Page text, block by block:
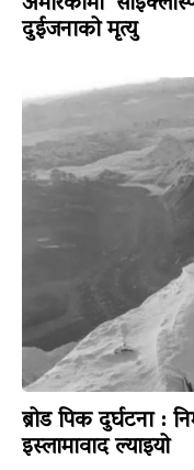
दुईजनाको मृत्यु
ब्रोड पिक दुर्घटना :
इस्लामावाद ल्याइयो